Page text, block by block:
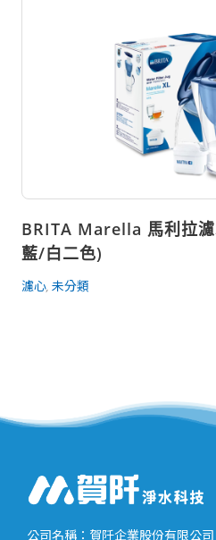
BRITA Marella 馬利拉
藍/白二色)
濾心, 未分類
公司名稱：賀阡企業股份有限公司